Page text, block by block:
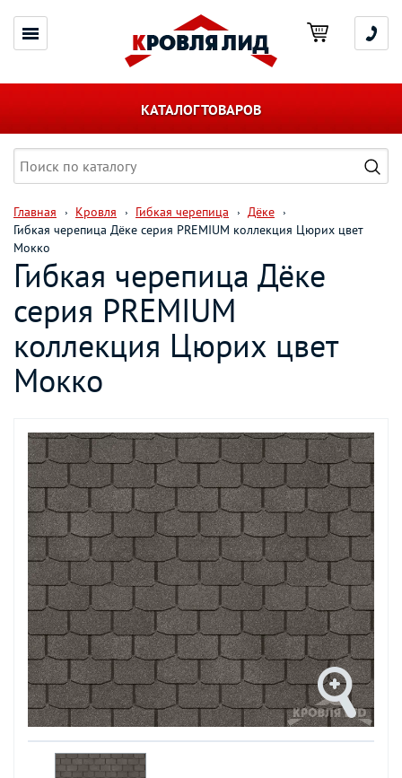
КАТАЛОГ ТОВАРОВ
Главная Кровля Гибкая черепица
Дёке
Гибкая черепица Дёке серия PREMIUM коллекция Цюрих цвет
Мокко
Гибкая черепица Дёке
серия PREMIUM
коллекция Цюрих цвет
Мокко